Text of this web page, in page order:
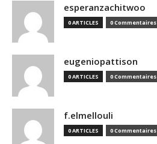
esperanzachitwoo
0 ARTICLES 0 Commentaires
eugeniopattison
0 ARTICLES 0 Commentaires
f.elmellouli
0 ARTICLES 0 Commentaires